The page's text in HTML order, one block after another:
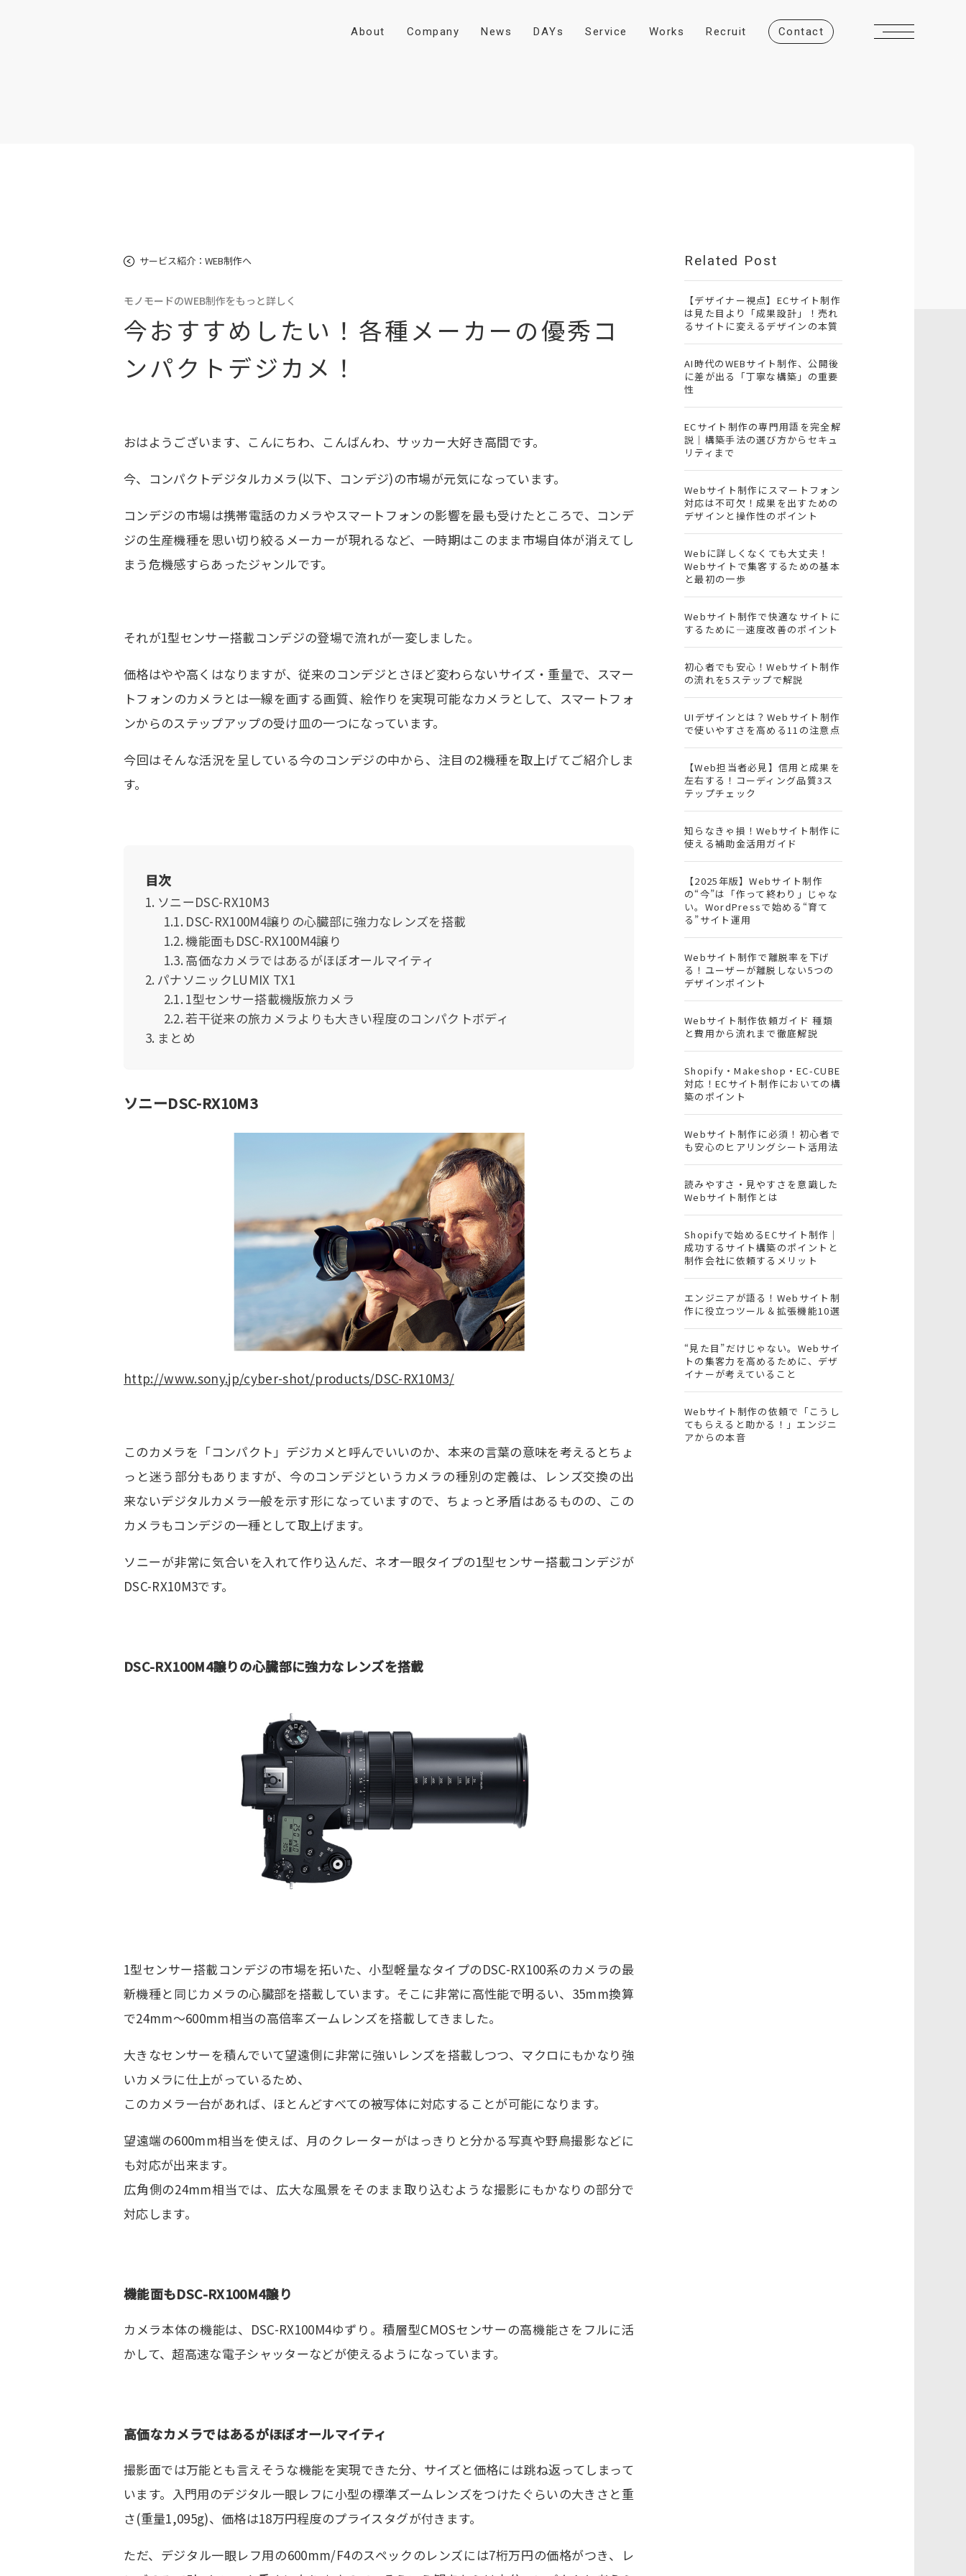
About Company News DAYs Service Works Recruit Contact
サービス紹介：WEB制作へ
モノモードのWEB制作をもっと詳しく
今おすすめしたい！各種メーカーの優秀コ
ンパクトデジカメ！
おはようございます、こんにちわ、こんばんわ、サッカー大好き高間です。
今、コンパクトデジタルカメラ(以下、コンデジ)の市場が元気になっています。
コンデジの市場は携帯電話のカメラやスマートフォンの影響を最も受けたところで、コンデ
ジの生産機種を思い切り絞るメーカーが現れるなど、一時期はこのまま市場自体が消えてし
まう危機感すらあったジャンルです。
それが1型センサー搭載コンデジの登場で流れが一変しました。
価格はやや高くはなりますが、従来のコンデジとさほど変わらないサイズ・重量で、スマー
トフォンのカメラとは一線を画する画質、絵作りを実現可能なカメラとして、スマートフォ
ンからのステップアップの受け皿の一つになっています。
今回はそんな活況を呈している今のコンデジの中から、注目の2機種を取上げてご紹介しま
す。
目次
ソニーDSC-RX10M3
DSC-RX100M4譲りの心臓部に強力なレンズを搭載
機能面もDSC-RX100M4譲り
高価なカメラではあるがほぼオールマイティ
パナソニックLUMIX TX1
1型センサー搭載機版旅カメラ
若干従来の旅カメラよりも大きい程度のコンパクトボディ
まとめ
ソニーDSC-RX10M3
http://www.sony.jp/cyber-shot/products/DSC-RX10M3/
このカメラを「コンパクト」デジカメと呼んでいいのか、本来の言葉の意味を考えるとちょ
っと迷う部分もありますが、今のコンデジというカメラの種別の定義は、レンズ交換の出
来ないデジタルカメラ一般を示す形になっていますので、ちょっと矛盾はあるものの、この
カメラもコンデジの一種として取上げます。
ソニーが非常に気合いを入れて作り込んだ、ネオ一眼タイプの1型センサー搭載コンデジが
DSC-RX10M3です。
DSC-RX100M4譲りの心臓部に強力なレンズを搭載
1型センサー搭載コンデジの市場を拓いた、小型軽量なタイプのDSC-RX100系のカメラの最
新機種と同じカメラの心臓部を搭載しています。そこに非常に高性能で明るい、35mm換算
で24mm～600mm相当の高倍率ズームレンズを搭載してきました。
大きなセンサーを積んでいて望遠側に非常に強いレンズを搭載しつつ、マクロにもかなり強
いカメラに仕上がっているため、
このカメラ一台があれば、ほとんどすべての被写体に対応することが可能になります。
望遠端の600mm相当を使えば、月のクレーターがはっきりと分かる写真や野鳥撮影などに
も対応が出来ます。
広角側の24mm相当では、広大な風景をそのまま取り込むような撮影にもかなりの部分で
対応します。
機能面もDSC-RX100M4譲り
カメラ本体の機能は、DSC-RX100M4ゆずり。積層型CMOSセンサーの高機能さをフルに活
かして、超高速な電子シャッターなどが使えるようになっています。
高価なカメラではあるがほぼオールマイティ
撮影面では万能とも言えそうな機能を実現できた分、サイズと価格には跳ね返ってしまって
います。入門用のデジタル一眼レフに小型の標準ズームレンズをつけたぐらいの大きさと重
さ(重量1,095g)、価格は18万円程度のプライスタグが付きます。
ただ、デジタル一眼レフ用の600mm/F4のスペックのレンズには7桁万円の価格がつき、レ
Related Post
【デザイナー視点】ECサイト制作
は見た目より「成果設計」！売れ
るサイトに変えるデザインの本質
AI時代のWEBサイト制作、公開後
に差が出る「丁寧な構築」の重要
性
ECサイト制作の専門用語を完全解
説｜構築手法の選び方からセキュ
リティまで
Webサイト制作にスマートフォン
対応は不可欠！成果を出すための
デザインと操作性のポイント
Webに詳しくなくても大丈夫！
Webサイトで集客するための基本
と最初の一歩
Webサイト制作で快適なサイトに
するために―速度改善のポイント
初心者でも安心！Webサイト制作
の流れを5ステップで解説
UIデザインとは？Webサイト制作
で使いやすさを高める11の注意点
【Web担当者必見】信用と成果を
左右する！コーディング品質3ス
テップチェック
知らなきゃ損！Webサイト制作に
使える補助金活用ガイド
【2025年版】Webサイト制作
の“今”は「作って終わり」じゃな
い。WordPressで始める“育て
る”サイト運用
Webサイト制作で離脱率を下げ
る！ユーザーが離脱しない5つの
デザインポイント
Webサイト制作依頼ガイド 種類
と費用から流れまで徹底解説
Shopify・Makeshop・EC-CUBE
対応！ECサイト制作においての構
築のポイント
Webサイト制作に必須！初心者で
も安心のヒアリングシート活用法
読みやすさ・見やすさを意識した
Webサイト制作とは
Shopifyで始めるECサイト制作｜
成功するサイト構築のポイントと
制作会社に依頼するメリット
エンジニアが語る！Webサイト制
作に役立つツール＆拡張機能10選
“見た目”だけじゃない。Webサイ
トの集客力を高めるために、デザ
イナーが考えていること
Webサイト制作の依頼で「こうし
てもらえると助かる！」エンジニ
アからの本音